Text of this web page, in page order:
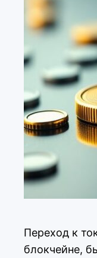
Переход к
блокчейне,